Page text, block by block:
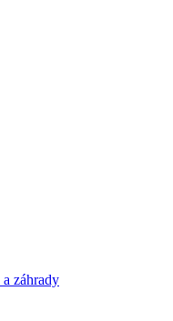
záhrady